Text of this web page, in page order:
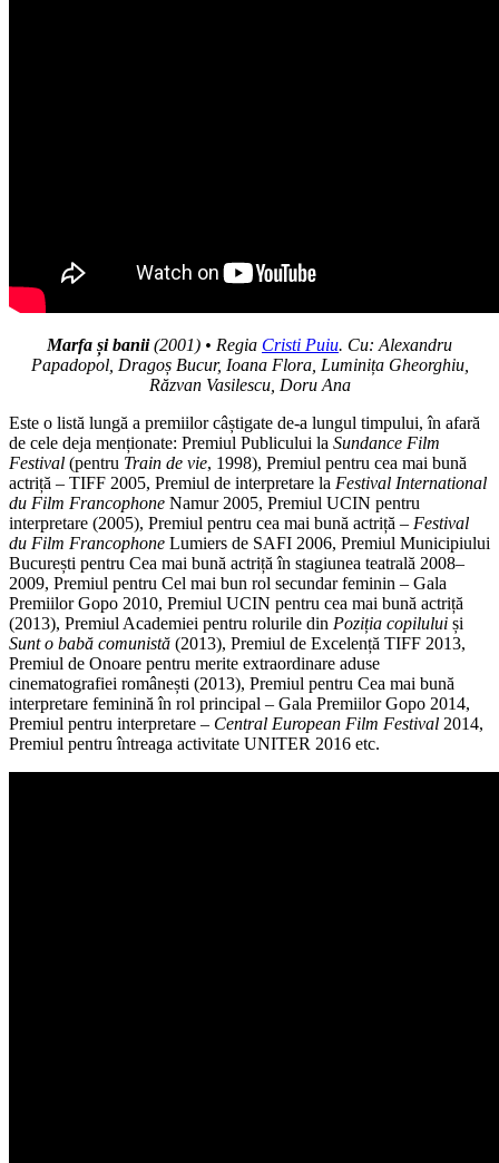
Marfa și banii(2001) • Regia Cristi Puiu. Cu: Alexandru
Papadopol, Dragoș Bucur, Ioana Flora, Luminița Gheorghiu,
Răzvan Vasilescu, Doru Ana
Este o listă lungă a premiilor câștigate de-a lungul timpului, în afară
de cele deja menționate: Premiul Publicului la Sundance Film
Festival (pentru Train de vie, 1998), Premiul pentru cea mai bună
actriță – TIFF 2005, Premiul de interpretare la Festival International
du Film Francophone Namur 2005, Premiul UCIN pentru
interpretare (2005), Premiul pentru cea mai bună actriță – Festival
du Film Francophone Lumiers de SAFI 2006, Premiul Municipiului
București pentru Cea mai bună actriță în stagiunea teatrală 2008–
2009, Premiul pentru Cel mai bun rol secundar feminin – Gala
Premiilor Gopo 2010, Premiul UCIN pentru cea mai bună actriță
(2013), Premiul Academiei pentru rolurile din Poziția copilului și
Sunt o babă comunistă (2013), Premiul de Excelență TIFF 2013,
Premiul de Onoare pentru merite extraordinare aduse
cinematografiei românești (2013), Premiul pentru Cea mai bună
interpretare feminină în rol principal – Gala Premiilor Gopo 2014,
Premiul pentru interpretare – Central European Film Festival 2014,
Premiul pentru întreaga activitate UNITER 2016 etc.